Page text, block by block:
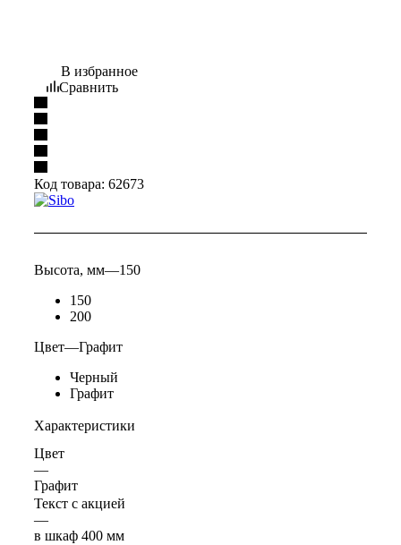
В избранное
Сравнить
Код товара: 62673
Высота, мм—150
150
200
Цвет—Графит
Черный
Графит
Характеристики
Цвет
—
Графит
Текст с акцией
—
в шкаф 400 мм